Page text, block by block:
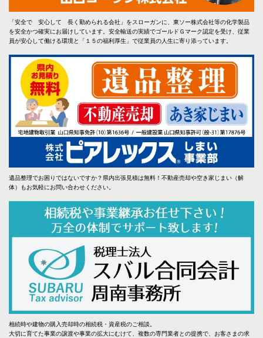
「安全で 安心して 長く勤められる会社」をスローガンに、東ソー株式会社等の化学製品
を安全かつ確実にお届けしています。安全輸送の実績でゴールドＧマーク認定を受け、従業
員が安心して働ける環境と「１５の福利厚生」で従業員の人生に寄り添っています。
遺品整理でお困りではないですか？県内出張見積は無料！不動産売却や空き家じまい（解
体）もお気軽にお問い合わせください。
相続時や建物の購入売却時の相続税・資産税のご相談。
大切に育てた事業の譲渡や事業の拡大にむけて、複数の専門業者との提携で、お客さまの求